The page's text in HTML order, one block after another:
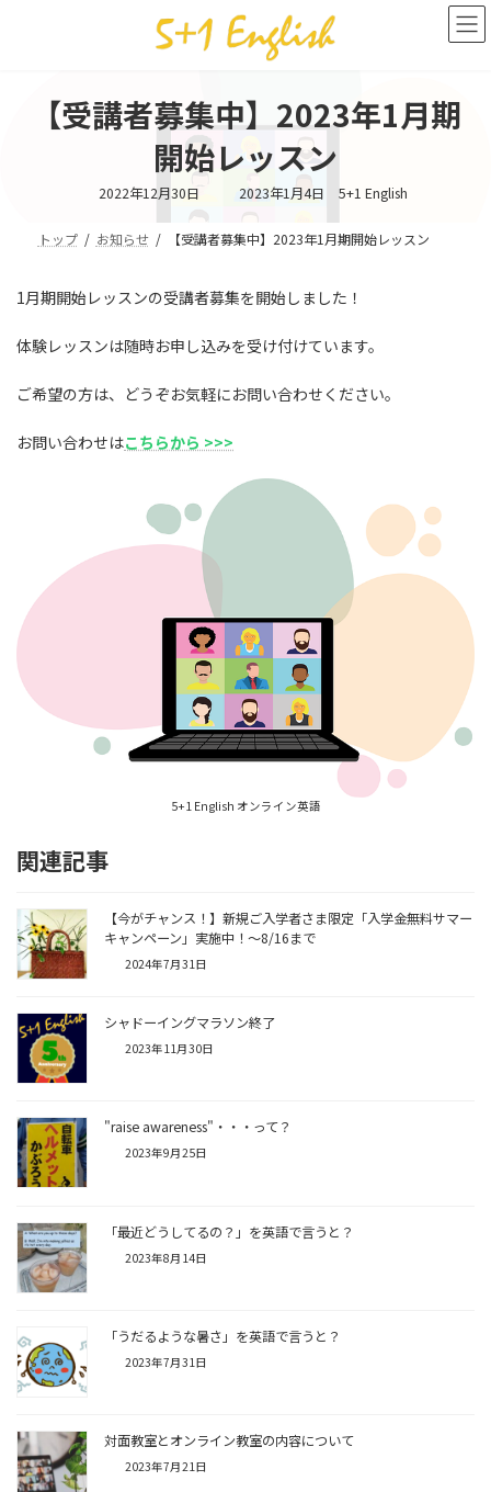
【受講者募集中】2023年1月期
開始レッスン
2022年12月30日 最
終
更
新
日
2023年1月4日 5+1 English
トップ お知らせ 【受講者募集中】2023年1月期開始レッスン
1月期開始レッスンの受講者募集を開始しました！
体験レッスンは随時お申し込みを受け付けています。
ご希望の方は、どうぞお気軽にお問い合わせください。
お問い合わせはこちらから >>>
5+1 English オンライン英語
関連記事
【今がチャンス！】新規ご入学者さま限定「入学金無料サマー
キャンペーン」実施中！～8/16まで
2024年7月31日
シャドーイングマラソン終了
2023年11月30日
"raise awareness"・・・って？
2023年9月25日
「最近どうしてるの？」を英語で言うと？
2023年8月14日
「うだるような暑さ」を英語で言うと？
2023年7月31日
対面教室とオンライン教室の内容について
2023年7月21日